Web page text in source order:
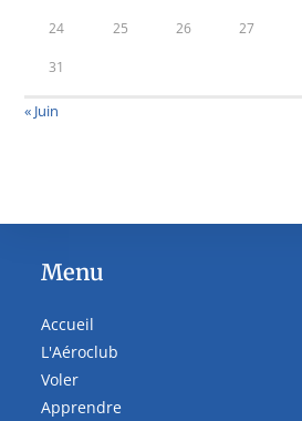
24 25 26 27
31
« Juin
Menu
Accueil
L'Aéroclub
Voler
Apprendre